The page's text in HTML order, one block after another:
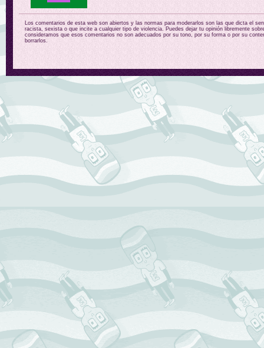
Los comentarios de esta web son abiertos y las normas para moderarlos son las que dicta el
racista, sexista o que incite a cualquier tipo de violencia. Puedes dejar tu opinión libremente
consideramos que esos comentarios no son adecuados por su tono, por su forma o por su
borrarlos.